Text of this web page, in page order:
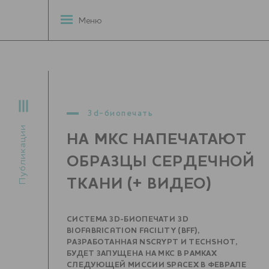
Публикации
Меню
3d-биопечать
НА МКС НАПЕЧАТАЮТ
ОБРАЗЦЫ СЕРДЕЧНОЙ
ТКАНИ (+ ВИДЕО)
СИСТЕМА 3D-БИОПЕЧАТИ 3D
BIOFABRICATION FACILITY (BFF),
РАЗРАБОТАННАЯ NSCRYPT И TECHSHOT,
БУДЕТ ЗАПУЩЕНА НА МКС В РАМКАХ
СЛЕДУЮЩЕЙ МИССИИ SPACEX В ФЕВРАЛЕ